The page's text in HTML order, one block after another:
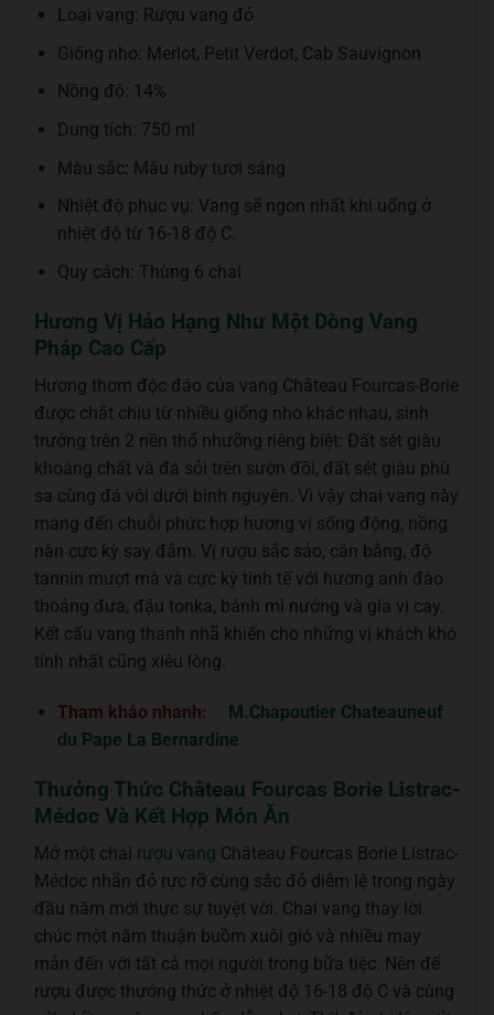
Loại vang: Rượu vang đỏ
Giống nho: Merlot, Petit Verdot, Cab Sauvignon
Nồng độ: 14%
Dung tích: 750 ml
Màu sắc: Màu ruby tươi sáng
Nhiệt độ phục vụ: Vang sẽ ngon nhất khi uống ở
nhiệt độ từ 16-18 độ C.
Quy cách: Thùng 6 chai
Hương Vị Hảo Hạng Như Một Dòng Vang
Pháp Cao Cấp
Hương thơm độc đáo của vang Château Fourcas-Borie
được chắt chiu từ nhiều giống nho khác nhau, sinh
trưởng trên 2 nền thổ nhưỡng riêng biệt: Đất sét giàu
khoáng chất và đá sỏi trên sườn đồi, đất sét giàu phù
sa cùng đá vôi dưới bình nguyên. Vì vậy chai vang này
mang đến chuỗi phức hợp hương vị sống động, nồng
nàn cực kỳ say đắm. Vị rượu sắc sảo, cân bằng, độ
tannin mượt mà và cực kỳ tinh tế với hương anh đào
thoảng đưa, đậu tonka, bánh mì nướng và gia vị cay.
Kết cấu vang thanh nhã khiến cho những vị khách khó
tính nhất cũng xiêu lòng.
Tham khảo nhanh:
M.Chapoutier Chateauneuf
du Pape La Bernardine
Thưởng Thức Château Fourcas Borie Listrac-
Médoc Và Kết Hợp Món Ăn
Mở một chai rượu vang Château Fourcas Borie Listrac-
Médoc nhãn đỏ rực rỡ cùng sắc đỏ diễm lệ trong ngày
đầu năm mới thực sự tuyệt vời. Chai vang thay lời
chúc một năm thuận buồm xuôi gió và nhiều may
mắn đến với tất cả mọi người trong bữa tiệc. Nên để
rượu được thưởng thức ở nhiệt độ 16-18 độ C và cùng